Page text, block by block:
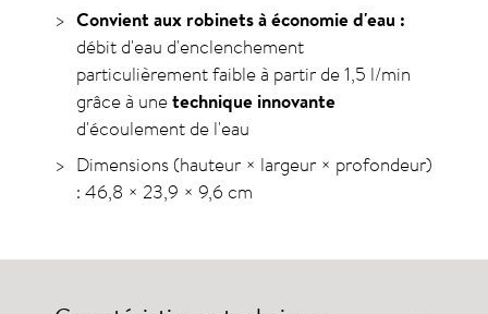
Convient aux robinets à économie d'eau :
débit d'eau d'enclenchement
particulièrement faible à partir de 1,5 l/min
grâce à unetechnique innovante
d'écoulement de l'eau
Dimensions (hauteur × largeur × profondeur)
: 46,8 × 23,9 × 9,6 cm